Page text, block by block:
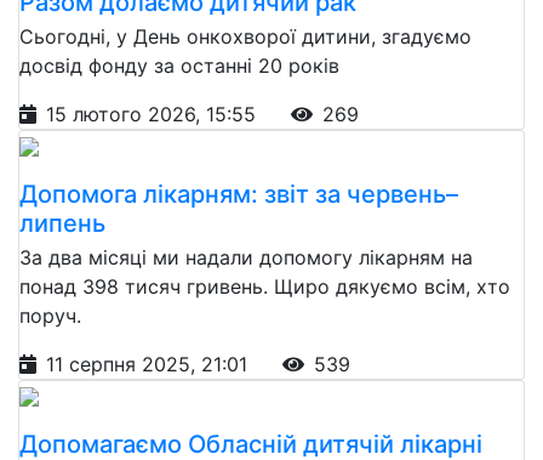
Сьогодні, у День онкохворої дитини, згадуємо
досвід фонду за останні 20 років
15 лютого 2026, 15:55
269
Допомога лікарням: звіт за червень–
липень
За два місяці ми надали допомогу лікарням на
понад 398 тисяч гривень. Щиро дякуємо всім, хто
поруч.
11 серпня 2025, 21:01
539
Допомагаємо Обласній дитячій лікарні